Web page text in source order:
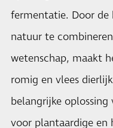
fermentatie. Door
natuur te
wetenschap, maakt
romig en vlees
belangrijke
voor plantaardige en